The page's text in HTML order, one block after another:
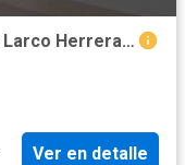
Departamento en venta en Victor Larco Herrera a S/267,810
Ver en detalle